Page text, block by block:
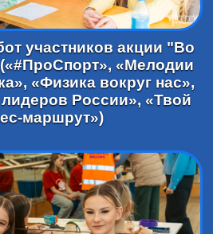
участников акции "Во
«Мелодии
«Физика вокруг нас»,
России», «Твой
маршрут»)